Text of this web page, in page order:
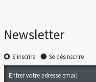
Newsletter
S'inscrire Se désinscrire